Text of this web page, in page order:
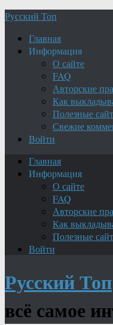
Русский Топ
Главная
Информация
О сайте
FAQ
Авторские
Как
Полезные
Свежие
Войти
Главная
Информация
О сайте
FAQ
Авторские
Как
Полезные
Войти
Русский Топ
всё самое